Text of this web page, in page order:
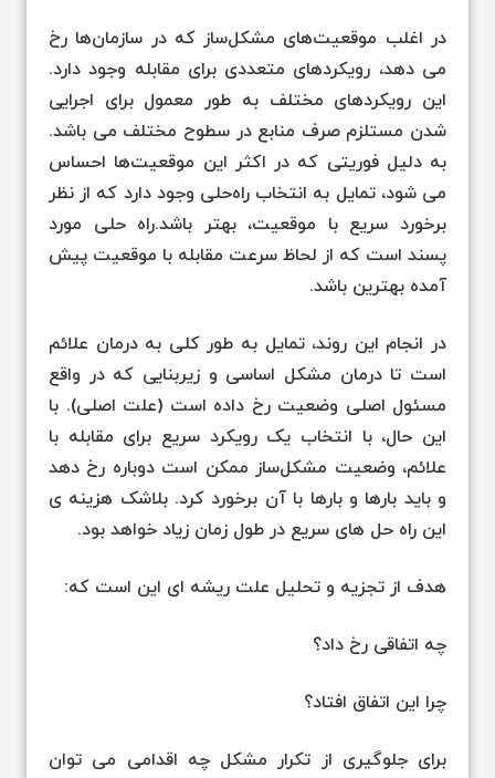
در اغلب موقعیت‌های مشکل‌ساز که در سازمان‌ها رخ
می دهد، رویکردهای متعددی برای مقابله وجود دارد.
این رویکردهای مختلف به طور معمول برای اجرایی
شدن مستلزم صرف منابع در سطوح مختلف می باشد.
به دلیل فوریتی که در اکثر این موقعیت‌ها احساس
می شود، تمایل به انتخاب راه‌حلی وجود دارد که از نظر
برخورد سریع با موقعیت، بهتر باشد.راه حلی مورد
پسند است که از لحاظ سرعت مقابله با موقعیت پیش
آمده بهترین باشد.
در انجام این روند، تمایل به طور کلی به درمان علائم
است تا درمان مشکل اساسی و زیربنایی که در واقع
مسئول اصلی وضعیت رخ داده است (علت اصلی). با
این حال، با انتخاب یک رویکرد سریع برای مقابله با
علائم، وضعیت مشکل‌ساز ممکن است دوباره رخ دهد
و باید بارها و بارها با آن برخورد کرد. بلاشک هزینه ی
این راه حل های سریع در طول زمان زیاد خواهد بود.
هدف از تجزیه و تحلیل علت ریشه ای این است که:
چه اتفاقی رخ داد؟
چرا این اتفاق افتاد؟
برای جلوگیری از تکرار مشکل چه اقدامی می توان